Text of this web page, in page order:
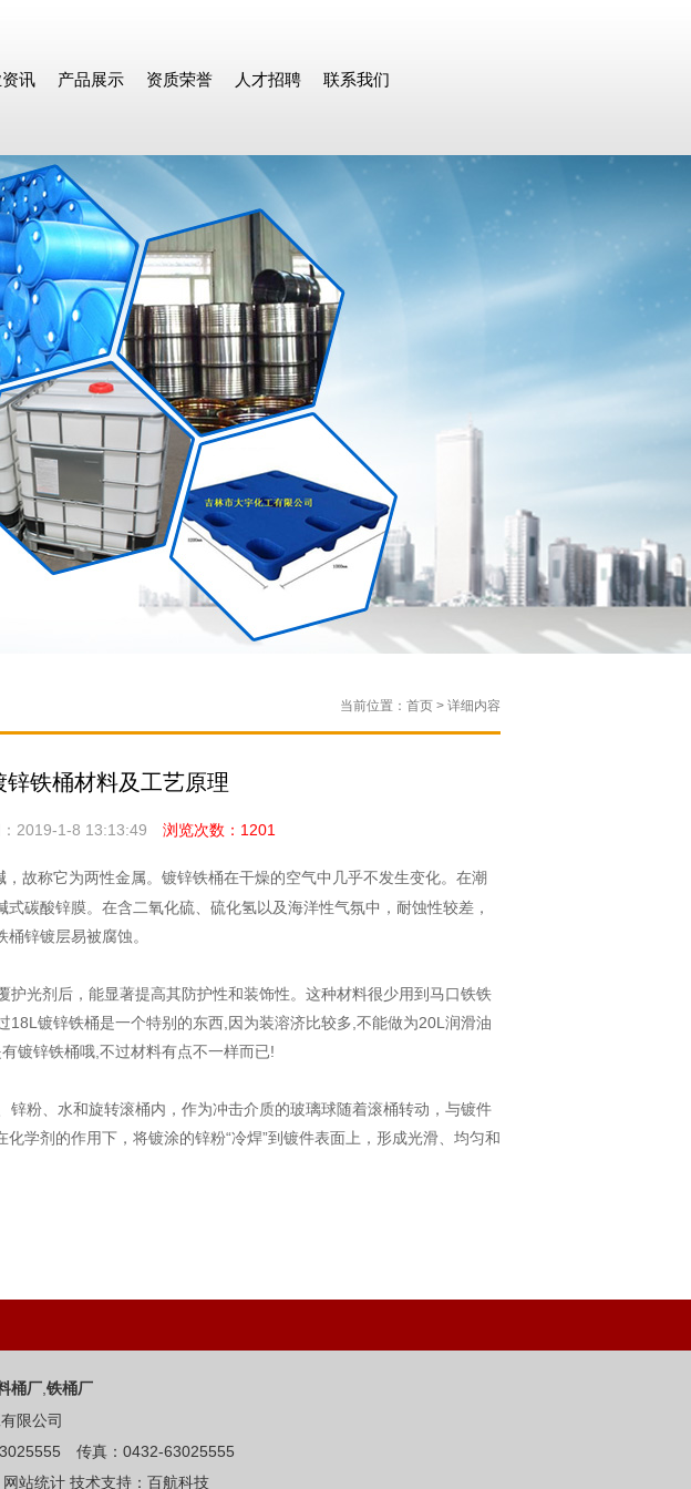
讯 产品展示 资质荣誉 人才招聘 联系我们
当前位置：首页 > 详细内容
锌铁桶材料及工艺原理
2019-1-8 13:13:49 浏览次数：1201
故称它为两性金属。镀锌铁桶在干燥的空气中几乎不发生变化。在潮
碳酸锌膜。在含二氧化硫、硫化氢以及海洋性气氛中，耐蚀性较差，
锌镀层易被腐蚀。
光剂后，能显著提高其防护性和装饰性。这种材料很少用到马口铁铁
18L镀锌铁桶是一个特别的东西,因为装溶济比较多,不能做为20L润滑油
镀锌铁桶哦,不过材料有点不一样而已!
粉、水和旋转滚桶内，作为冲击介质的玻璃球随着滚桶转动，与镀件
学剂的作用下，将镀涂的锌粉“冷焊”到镀件表面上，形成光滑、均匀和
桶厂 铁桶厂
有限公司
传真：0432-63025555
网站统计 技术支持：百航科技